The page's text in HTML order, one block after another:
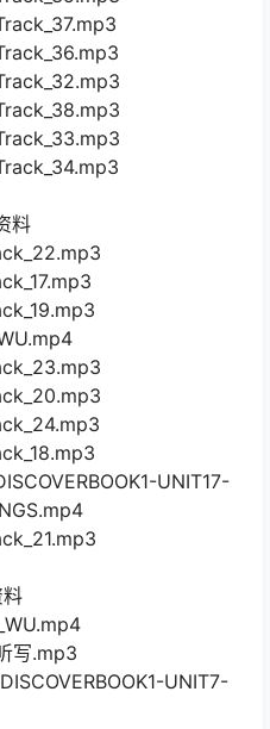
UNIT5-
.mp3
拓展+课文复述+语
法练习2答案（不打
.mp3